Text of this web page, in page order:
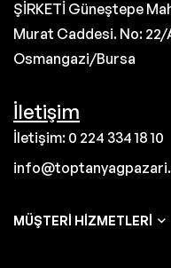
ŞİRKETİ Güneştepe
Murat Caddesi. No: 22/
Osmangazi/Bursa
İletişim
İletişim: 0 224 334 18 10
MÜŞTERI HIZMETLERI